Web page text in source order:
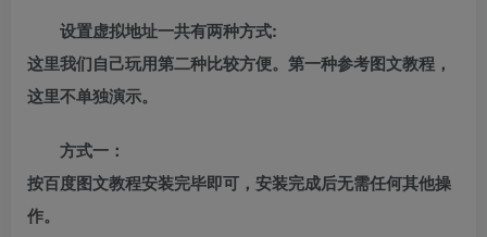
设置虚拟地址一共有两种方式:
这里我们自己玩用第二种比较方便。第一种参考图文教程，
这里不单独演示。
方式一：
按百度图文教程安装完毕即可，安装完成后无需任何其他操
作。